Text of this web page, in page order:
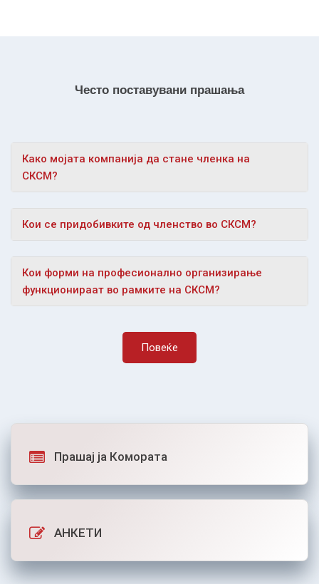
Често поставувани прашања
Како мојата компанија да стане членка на
СКСМ?
Кои се придобивките од членство во СКСМ?
Кои форми на професионално организирање
функционираат во рамките на СКСМ?
Повеќе
Прашај ја Комората
АНКЕТИ